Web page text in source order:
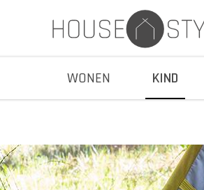
WONEN KIND
Accessoires